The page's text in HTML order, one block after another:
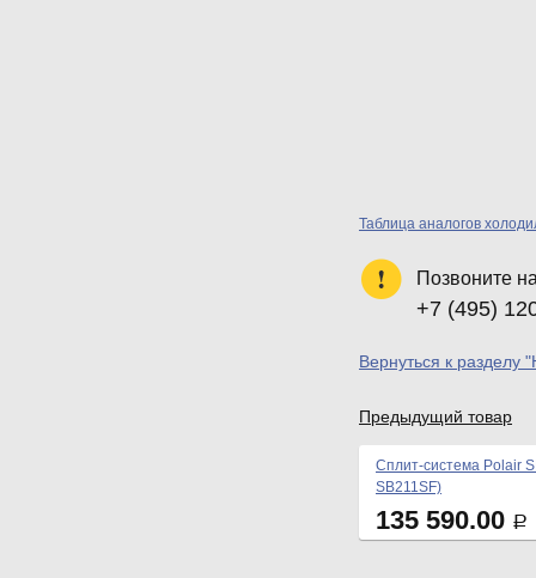
Таблица аналогов
Позвоните
+7 (495)
Вернуться к разделу
Предыдущий товар
Сплит-система Polair
SB211SF)
135 590.00 Р